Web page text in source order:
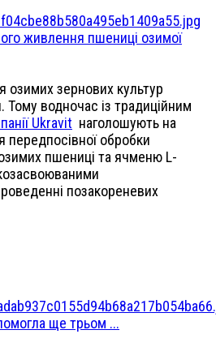
живлення пшениці озимої
озимих зернових культур
Тому водночас із традиційним
Ukravit наголошують на
передпосівної обробки
пшениці та ячменю L-
позакореневих
ще трьом ...